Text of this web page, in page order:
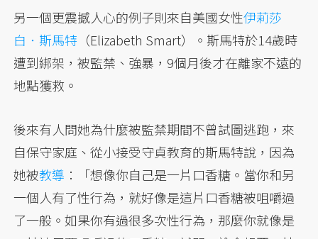
另一個更震撼人心的例子則來自美國女性伊莉莎
白．斯馬特 （Elizabeth Smart）。斯馬特於14歲時
遭到綁架，被監禁、強暴，9個月後才在離家不遠的
地點獲救。
後來有人問她為什麼被監禁期間不曾試圖逃跑，來
自保守家庭、從小接受守貞教育的斯馬特說，因為
她被教導 ：「想像你自己是一片口香糖。當你和另
一個人有了性行為，就好像是這片口香糖被咀嚼過
了一般。如果你有過很多次性行為，那麼你就像是